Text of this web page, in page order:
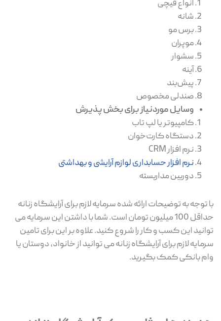
انواع قیچی
شانه
برس مو
موپران
سشوار
آینه
پیش‌بند
صندلی مخصوص
وسایل موردنیاز برای بخش پذیرش
کامپیوتر یا لپ تاب
دستگاه کارت‌خوان
نرم افزار CRM
نرم افزار حسابداری لوازم آرایشی و بهداشتی
دوربین مداربسته
با توجه به توضیحات ارائه شده سرمایه لازم برای آرایشگاه زنانه
حداقل 100 میلیون تومان است. شما با داشتن این سرمایه می
توانید این کسب و کار را شروع کنید. علاوه بر این برای تامین
سرمایه لازم برای آرایشگاه زنانه می توانید از خانواد، دوستان یا
وام بانکی کمک بگیرید.